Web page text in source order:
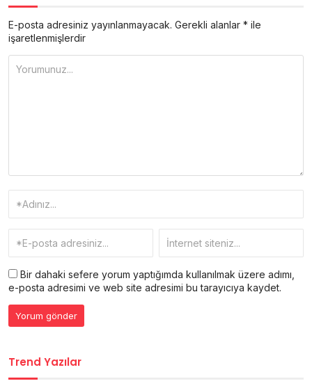
E-posta adresiniz yayınlanmayacak. Gerekli alanlar * ile
işaretlenmişlerdir
Bir dahaki sefere yorum yaptığımda kullanılmak üzere adımı,
e-posta adresimi ve web site adresimi bu tarayıcıya kaydet.
Trend Yazılar